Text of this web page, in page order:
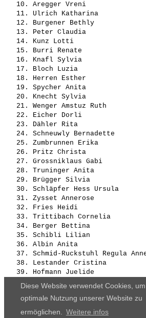
Diese Website verwendet Cookies,
optimale Nutzung unserer Website zu
ermöglichen.
Weitere infos
   10.
Aregger
   11.
Ulrich
   12.
Burgener
   13.
Peter
   14.
Kunz
   15.
Burri
   16.
Knafl
   17.
Bloch
   18.
Herren
   19.
Spycher
   20.
Knecht
   21.
Wenger Amstuz
   22.
Eicher
   23.
Dähler
   24.
Schneuwly
   25.
Zumbrunnen
   26.
Pritz
   27.
Grossniklaus
   28.
Truninger
   29.
Brügger
   30.
Schläpfer Hess
   31.
Zysset
   32.
Fries
   33.
Trittibach
   34.
Berger
   35.
Schibli
   36.
Albin
   37.
Schmid-Ruckstuhl
   38.
Lestander
   39.
Hofmann
   40.
Ruckstuhl
  DNF
Reust